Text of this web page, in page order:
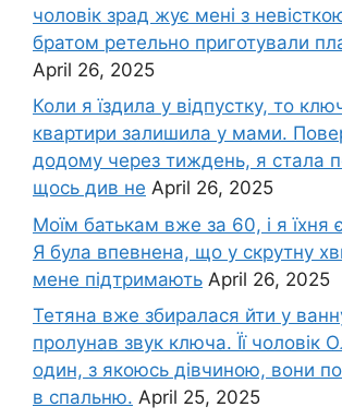
чоловік зpад жує мені з
братом ретельно приготували
April 26, 2025
Коли я їздила у відпустку, то
квартири залишила у мами.
додому через тиждень, я стала
щось див не April 26, 2025
Моїм батькам вже за 60, і я їхня
Я була впевнена, що у скрутну
мене підтримають April 26, 2025
Тетяна вже збиралася йти у
пролунав звук ключа. Її чоловік
один, з якоюсь дівчиною, вони
в спальню. April 25, 2025